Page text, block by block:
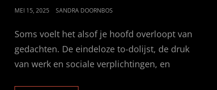
GEPUBLICEERD
MEI 15, 2025 SANDRA DOORNBOS
Soms voelt het alsof je hoofd overloopt van
gedachten. De eindeloze to-dolijst, de druk
van werk en sociale verplichtingen, en